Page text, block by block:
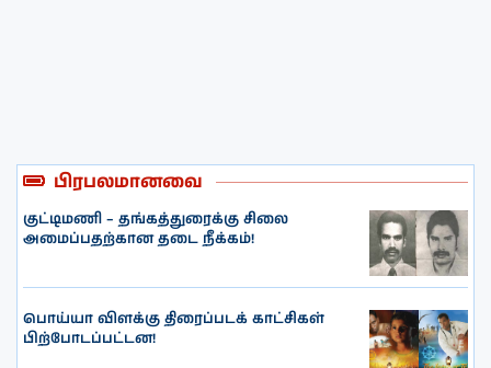
பிரபலமானவை
குட்டிமணி – தங்கத்துரைக்கு சிலை
அமைப்பதற்கான தடை நீக்கம்!
பொய்யா விளக்கு திரைப்படக் காட்சிகள்
பிற்போடப்பட்டன!